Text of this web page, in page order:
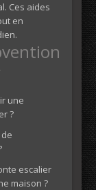
Ces aides
en
une
?
escalier
maison ?